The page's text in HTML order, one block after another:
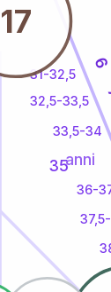
31-32,5
32,5-33,5
33,5-34
36-
6
17
35anni